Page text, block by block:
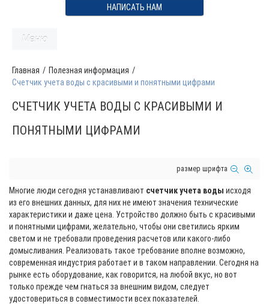
НАПИСАТЬ НАМ
Меню
Главная / Полезная информация /
Счетчик учета воды с красивыми и понятными цифрами
СЧЕТЧИК УЧЕТА ВОДЫ С КРАСИВЫМИ И
ПОНЯТНЫМИ ЦИФРАМИ
размер шрифта
Многие люди сегодня устанавливают счетчик учета воды исходя
из его внешних данных, для них не имеют значения технические
характеристики и даже цена. Устройство должно быть с красивыми
и понятными цифрами, желательно, чтобы они светились ярким
светом и не требовали проведения расчетов или какого-либо
домысливания. Реализовать такое требование вполне возможно,
современная индустрия работает и в таком направлении. Сегодня на
рынке есть оборудование, как говорится, на любой вкус, но вот
только прежде чем гнаться за внешним видом, следует
удостовериться в совместимости всех показателей.